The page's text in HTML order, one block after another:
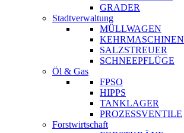
GRADER
Stadtverwaltung
MÜLLWAGEN
KEHRMASCHINEN
SALZSTREUER
SCHNEEPFLÜGE
Öl & Gas
FPSO
HIPPS
TANKLAGER
PROZESSVENTILE
Forstwirtschaft